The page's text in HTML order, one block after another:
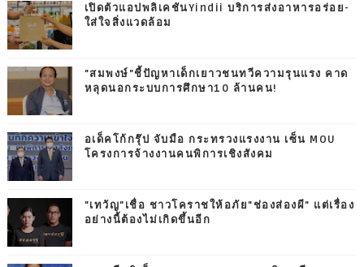
เปิดตัวแอปพลิเคชันYindii บริการส่งอาหารอร่อย-
ใส่ใจสิ่งแวดล้อม
"สมพงษ์"ชี้ปัญหาเด็กเยาวชนทวีความรุนแรง คาด
หลุดนอกระบบการศึกษา10 ล้านคน!
อเด็คโก้กรุ๊ป จับมือ กระทรวงแรงงาน เซ็น MOU
โครงการจ้างงานคนพิการเชิงสังคม
"เทวัญ"เชื่อ ชาวโคราชให้อภัย"ช่องส่องผี" แต่เรื่อง
อย่างนี้ต้องไม่เกิดขึ้นอีก